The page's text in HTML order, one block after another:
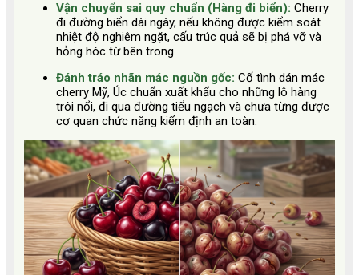
Vận chuyển sai quy chuẩn (Hàng đi biển): Cherry
đi đường biển dài ngày, nếu không được kiểm soát
nhiệt độ nghiêm ngặt, cấu trúc quả sẽ bị phá vỡ và
hỏng hóc từ bên trong.
Đánh tráo nhãn mác nguồn gốc: Cố tình dán mác
cherry Mỹ, Úc chuẩn xuất khẩu cho những lô hàng
trôi nổi, đi qua đường tiểu ngạch và chưa từng được
cơ quan chức năng kiểm định an toàn.